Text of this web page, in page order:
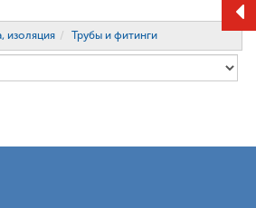
изоляция Трубы и фитинги